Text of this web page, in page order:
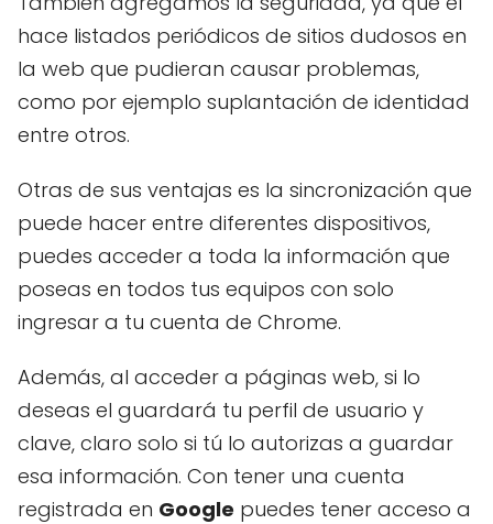
hace listados periódicos de sitios dudosos en
la web que pudieran causar problemas,
como por ejemplo suplantación de identidad
entre otros.
Otras de sus ventajas es la sincronización que
puede hacer entre diferentes dispositivos,
puedes acceder a toda la información que
poseas en todos tus equipos con solo
ingresar a tu cuenta de Chrome.
Además, al acceder a páginas web, si lo
deseas el guardará tu perfil de usuario y
clave, claro solo si tú lo autorizas a guardar
esa información. Con tener una cuenta
registrada en Google puedes tener acceso a